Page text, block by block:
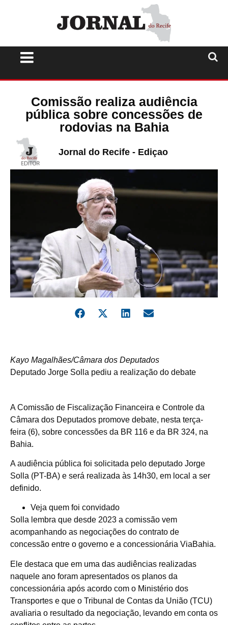
Comissão realiza audiência
pública sobre concessões de
rodovias na Bahia
Jornal do Recife - Ediçao
Kayo Magalhães/Câmara dos Deputados
Deputado Jorge Solla pediu a realização do debate
A Comissão de Fiscalização Financeira e Controle da
Câmara dos Deputados promove debate, nesta terça-
feira (6), sobre concessões da BR 116 e da BR 324, na
Bahia.
A audiência pública foi solicitada pelo deputado Jorge
Solla (PT-BA) e será realizada às 14h30, em local a ser
definido.
Veja quem foi convidado
Solla lembra que desde 2023 a comissão vem
acompanhando as negociações do contrato de
concessão entre o governo e a concessionária ViaBahia.
Ele destaca que em uma das audiências realizadas
naquele ano foram apresentados os planos da
concessionária após acordo com o Ministério dos
Transportes e que o Tribunal de Contas da União (TCU)
avaliaria o resultado da negociação, levando em conta os